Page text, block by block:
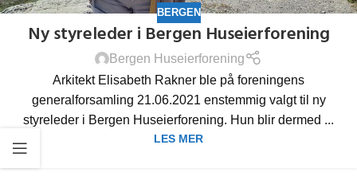
BERGEN
Ny styreleder i Bergen Huseierforening
Bergen Huseierforening
Arkitekt Elisabeth Rakner ble på foreningens
generalforsamling 21.06.2021 enstemmig valgt til ny
styreleder i Bergen Huseierforening. Hun blir dermed ...
LES MER